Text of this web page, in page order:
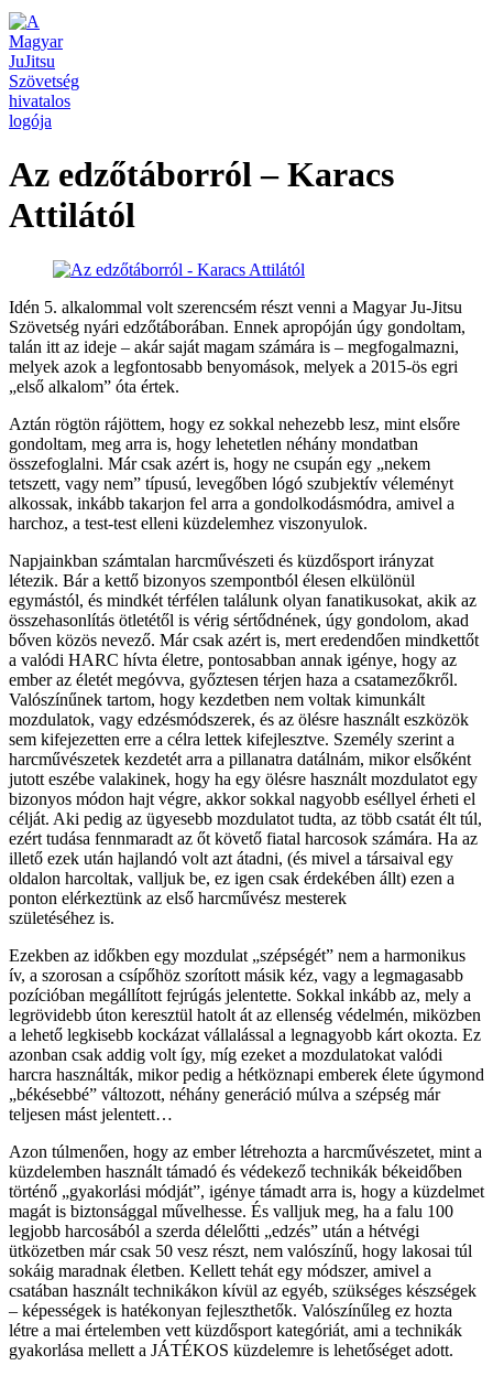
Az edzőtáborról – Karacs
Attilától
Idén 5. alkalommal volt szerencsém részt venni a Magyar Ju-Jitsu
Szövetség nyári edzőtáborában. Ennek apropóján úgy gondoltam,
talán itt az ideje – akár saját magam számára is – megfogalmazni,
melyek azok a legfontosabb benyomások, melyek a 2015-ös egri
„első alkalom” óta értek.
Aztán rögtön rájöttem, hogy ez sokkal nehezebb lesz, mint elsőre
gondoltam, meg arra is, hogy lehetetlen néhány mondatban
összefoglalni. Már csak azért is, hogy ne csupán egy „nekem
tetszett, vagy nem” típusú, levegőben lógó szubjektív véleményt
alkossak, inkább takarjon fel arra a gondolkodásmódra, amivel a
harchoz, a test-test elleni küzdelemhez viszonyulok.
Napjainkban számtalan harcművészeti és küzdősport irányzat
létezik. Bár a kettő bizonyos szempontból élesen elkülönül
egymástól, és mindkét térfélen találunk olyan fanatikusokat, akik az
összehasonlítás ötletétől is vérig sértődnének, úgy gondolom, akad
bőven közös nevező. Már csak azért is, mert eredendően mindkettőt
a valódi HARC hívta életre, pontosabban annak igénye, hogy az
ember az életét megóvva, győztesen térjen haza a csatamezőkről.
Valószínűnek tartom, hogy kezdetben nem voltak kimunkált
mozdulatok, vagy edzésmódszerek, és az ölésre használt eszközök
sem kifejezetten erre a célra lettek kifejlesztve. Személy szerint a
harcművészetek kezdetét arra a pillanatra datálnám, mikor elsőként
jutott eszébe valakinek, hogy ha egy ölésre használt mozdulatot egy
bizonyos módon hajt végre, akkor sokkal nagyobb eséllyel érheti el
célját. Aki pedig az ügyesebb mozdulatot tudta, az több csatát élt túl,
ezért tudása fennmaradt az őt követő fiatal harcosok számára. Ha az
illető ezek után hajlandó volt azt átadni, (és mivel a társaival egy
oldalon harcoltak, valljuk be, ez igen csak érdekében állt) ezen a
ponton elérkeztünk az első harcművész mesterek
születéséhez is.
Ezekben az időkben egy mozdulat „szépségét” nem a harmonikus
ív, a szorosan a csípőhöz szorított másik kéz, vagy a legmagasabb
pozícióban megállított fejrúgás jelentette. Sokkal inkább az, mely a
legrövidebb úton keresztül hatolt át az ellenség védelmén, miközben
a lehető legkisebb kockázat vállalással a legnagyobb kárt okozta. Ez
azonban csak addig volt így, míg ezeket a mozdulatokat valódi
harcra használták, mikor pedig a hétköznapi emberek élete úgymond
„békésebbé” változott, néhány generáció múlva a szépség már
teljesen mást jelentett…
Azon túlmenően, hogy az ember létrehozta a harcművészetet, mint a
küzdelemben használt támadó és védekező technikák békeidőben
történő „gyakorlási módját”, igénye támadt arra is, hogy a küzdelmet
magát is biztonsággal művelhesse. És valljuk meg, ha a falu 100
legjobb harcosából a szerda délelőtti „edzés” után a hétvégi
ütközetben már csak 50 vesz részt, nem valószínű, hogy lakosai túl
sokáig maradnak életben. Kellett tehát egy módszer, amivel a
csatában használt technikákon kívül az egyéb, szükséges készségek
– képességek is hatékonyan fejleszthetők. Valószínűleg ez hozta
létre a mai értelemben vett küzdősport kategóriát, ami a technikák
gyakorlása mellett a JÁTÉKOS küzdelemre is lehetőséget adott.